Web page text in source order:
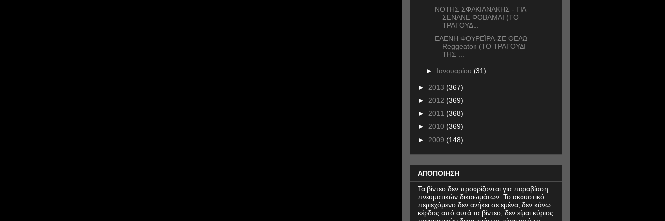
ΝΟΤΗΣ ΣΦΑΚΙΑΝΑΚΗΣ - ΓΙΑ
ΣΕΝΑΝΕ ΦΟΒΑΜΑΙ (ΤΟ
ΤΡΑΓΟΥΔ...
ΕΛΕΝΗ ΦΟΥΡΕΪΡΑ-ΣΕ ΘΕΛΩ
Reggeaton (ΤΟ ΤΡΑΓΟΥΔΙ
ΤΗΣ ...
► Ιανουαρίου (31)
► 2013 (367)
► 2012 (369)
► 2011 (368)
► 2010 (369)
► 2009 (148)
ΑΠΟΠΟΙΗΣΗ
Τα βίντεο δεν προορίζονται για παραβίαση
πνευματικών δικαιωμάτων. Το ακουστικό
περιεχόμενο δεν ανήκει σε εμένα, δεν κάνω
κέρδος από αυτά τα βίντεο, δεν είμαι κύριος